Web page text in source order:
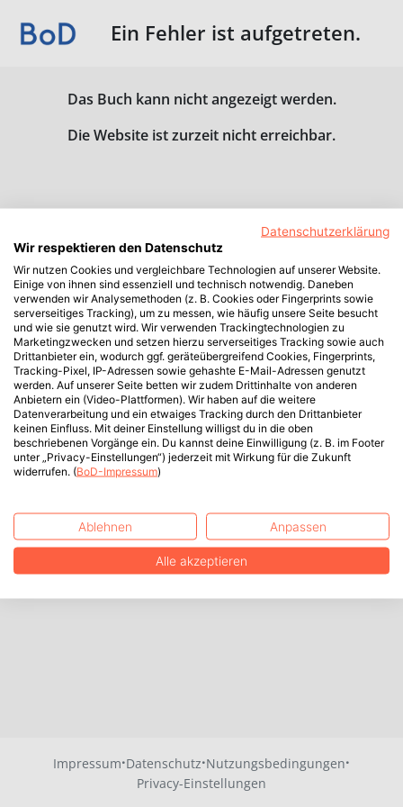
Ein Fehler ist aufgetreten.
Das Buch kann nicht angezeigt werden.
Die Website ist zurzeit nicht erreichbar.
Impressum·Datenschutz·Nutzungsbedingungen·
Privacy-Einstellungen
Datenschutzerklärung
Wir respektieren den Datenschutz
Wir nutzen Cookies und vergleichbare Technologien auf unserer Website.
Einige von ihnen sind essenziell und technisch notwendig. Daneben
verwenden wir Analysemethoden (z. B. Cookies oder Fingerprints sowie
serverseitiges Tracking), um zu messen, wie häufig unsere Seite besucht
und wie sie genutzt wird. Wir verwenden Trackingtechnologien zu
Marketingzwecken und setzen hierzu serverseitiges Tracking sowie auch
Drittanbieter ein, wodurch ggf. geräteübergreifend Cookies, Fingerprints,
Tracking-Pixel, IP-Adressen sowie gehashte E-Mail-Adressen genutzt
werden. Auf unserer Seite betten wir zudem Drittinhalte von anderen
Anbietern ein (Video-Plattformen). Wir haben auf die weitere
Datenverarbeitung und ein etwaiges Tracking durch den Drittanbieter
keinen Einfluss. Mit deiner Einstellung willigst du in die oben
beschriebenen Vorgänge ein. Du kannst deine Einwilligung (z. B. im Footer
unter „Privacy-Einstellungen“) jederzeit mit Wirkung für die Zukunft
widerrufen. (BoD-Impressum)
Ablehnen Anpassen
Alle akzeptieren